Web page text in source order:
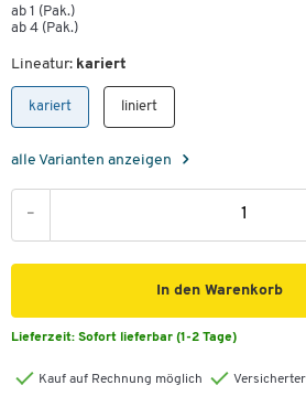
ab 1 (Pak.)
ab 4 (Pak.)
Lineatur: kariert
kariert liniert
alle Varianten anzeigen
-
In den Warenkorb
Lieferzeit: Sofort lieferbar (1-2 Tage)
Kauf auf Rechnung möglich